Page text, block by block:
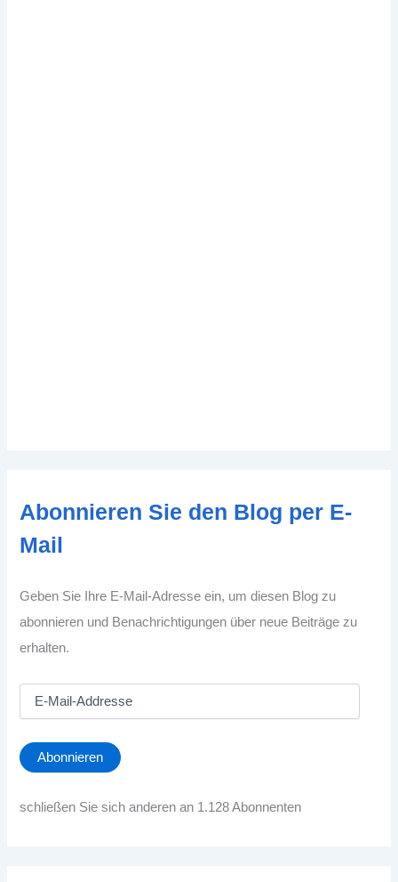
Abonnieren Sie den Blog per E-
Mail
Geben Sie Ihre E-Mail-Adresse ein, um diesen Blog zu
abonnieren und Benachrichtigungen über neue Beiträge zu
erhalten.
a
i
A
Abonnieren
schließen Sie sich anderen an 1.128 Abonnenten